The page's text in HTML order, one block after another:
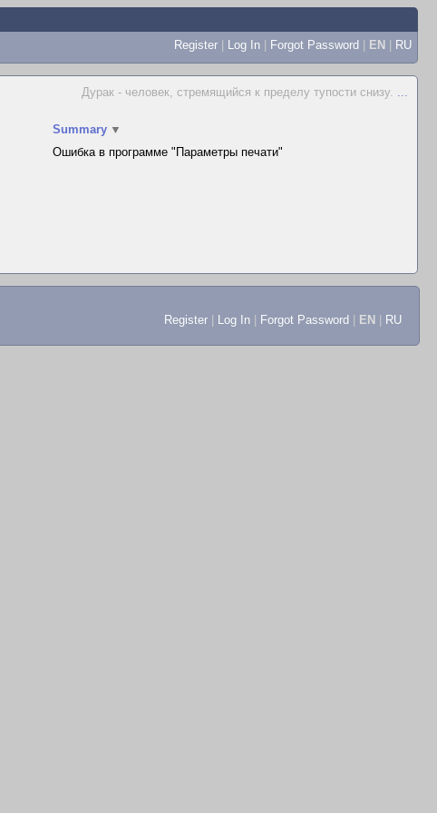
Register | Log In | Forgot Password | EN | RU
Дурак - человек, стремящийся к пределу тупости снизу. ...
Summary ▼
Ошибка в программе "Параметры печати"
Register Log In Forgot Password EN RU